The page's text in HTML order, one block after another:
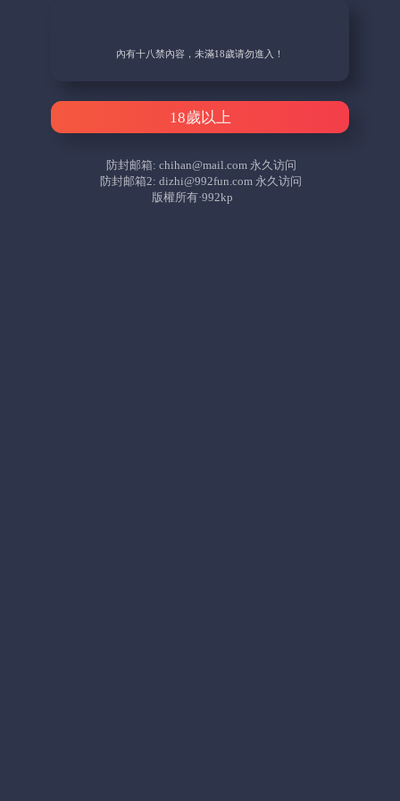
內有十八禁內容，未滿18歲请勿進入！
18歲以上
防封邮箱: chihan@mail.com永久访问
防封邮箱2:dizhi@992fun.com 永久访问
版權所有·992kp